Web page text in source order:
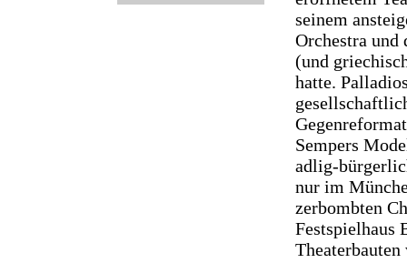
seinem
Orchestra und
(und
hatte.
Sempers
adlig-
nur im
zerbombten
Festspielhaus